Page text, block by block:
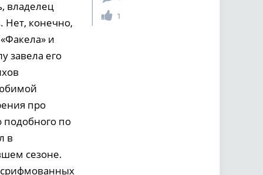
владелец
конечно,
и
завела его
про
подобного по
в
сезоне.
срифмованных
1